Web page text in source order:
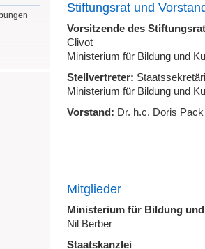
Stiftungsrat und
Vorsitzende des
Clivot
Ministerium für Bildung und
Stellvertreter:
Ministerium für Bildung und
Vorstand: Dr. h.c. Doris
Mitglieder
Ministerium für Bildung
Nil Berber
Staatskanzlei